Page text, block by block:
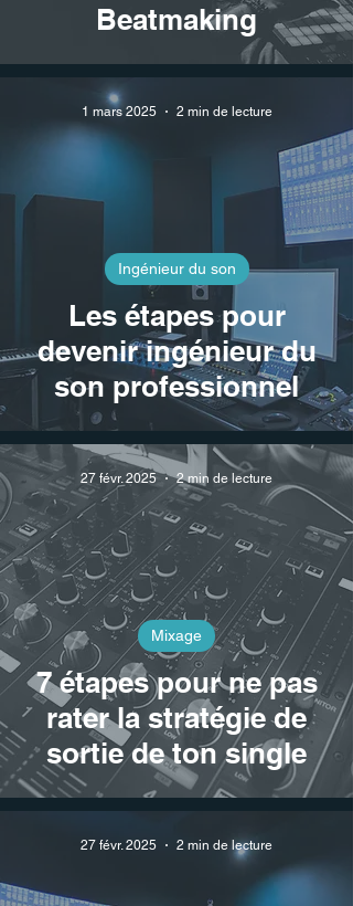
Beatmaking
Les étapes pour
devenir ingénieur du
son professionnel
Ingénieur du son
1 mars 2025 2 min de lecture
7 étapes pour ne pas
rater la stratégie de
sortie de ton single
Mixage
27 févr. 2025 2 min de lecture
27 févr. 2025 2 min de lecture